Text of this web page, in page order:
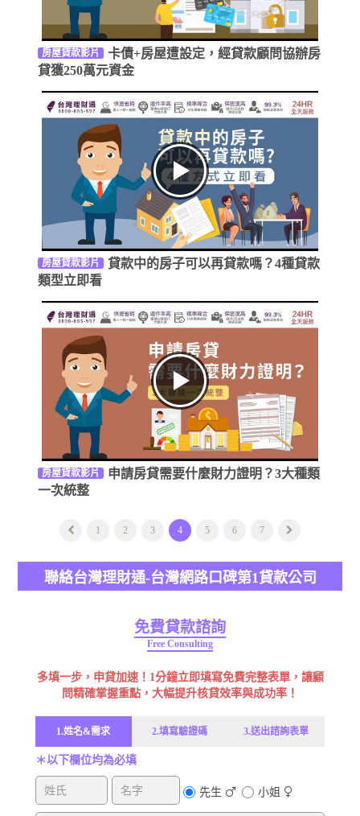
房屋貸款影片
卡債+房屋遭設定，經貸款顧問協辦房
貸獲250萬元資金
房屋貸款影片
貸款中的房子可以再貸款嗎？4種貸款
類型立即看
房屋貸款影片
申請房貸需要什麼財力證明？3大種類
一次統整
1 2 3 4 5 6 7
聯絡台灣理財通-台灣網路口碑第1貸款公司
免費貸款諮詢
Free Consulting
多填一步，申貸加速！1分鐘立即填寫免費完整表單，讓顧
問精確掌握重點，大幅提升核貸效率與成功率！
1.姓名&需求 2.填寫驗證碼 3.送出諮詢表單
＊以下欄位均為必填
先生 小姐